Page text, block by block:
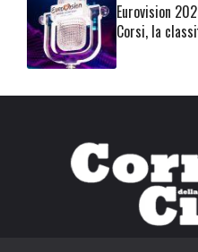
Eurovision
Corsi, la